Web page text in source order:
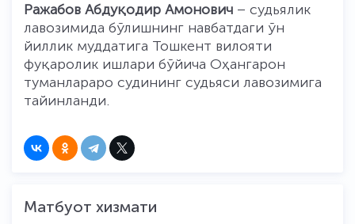
Ражабов Абдуқодир Амонович – судьялик
лавозимида бўлишнинг навбатдаги ўн
йиллик муддатига Тошкент вилояти
фуқаролик ишлари бўйича Оҳангарон
туманлараро судининг судьяси лавозимига
тайинланди.
Матбуот хизмати